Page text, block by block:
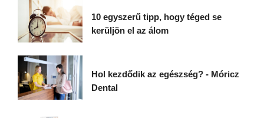
10 egyszerű tipp, hogy téged se
kerüljön el az álom
Hol kezdődik az egészség? - Móricz
Dental